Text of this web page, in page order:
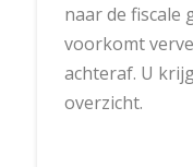
naar de fiscale
voorkomt
achteraf. U
overzicht.